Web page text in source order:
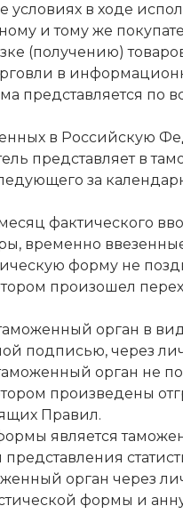
условиях в ходе
и тому же
(получению)
в
представляется по
в Российскую
представляет в
за
фактического
временно
форму не
произошел
орган в
подписью, через
орган не
произведены
Правил.
является
орган через
формы и